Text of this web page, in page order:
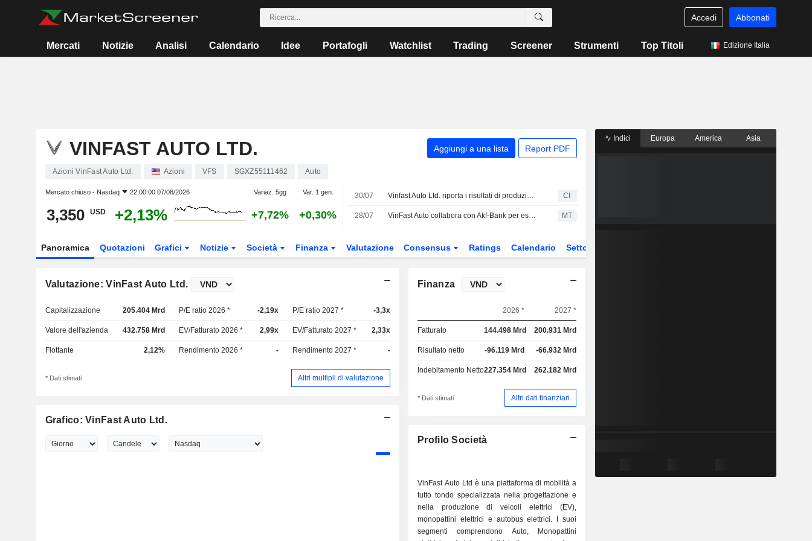
Accedi Abbonati
Mercati Notizie Analisi Calendario Idee Portafogli Watchlist Trading Screener Strumenti Top Titoli Edizione Italia
VINFAST AUTO LTD. Aggiungi a una lista Report PDF
Azioni VinFast Auto Ltd. Azioni VFS SGXZ55111462 Auto
Mercato chiuso - Nasdaq 22:00:00 07/08/2026 Variaz. 5gg Var. 1 gen.
3,350 USD +2,13% +7,72% +0,30%
30/07 Vinfast Auto Ltd. riporta i risultati di produzione del secondo trimestre del 2026 CI
28/07 VinFast Auto collabora con Akf-Bank per espandere la rete di concessionarie in Germania MT
Panoramica Quotazioni Grafici Notizie Società Finanza Valutazione Consensus Ratings Calendario Settore
Valutazione: VinFast Auto Ltd.
Capitalizzazione 205.404 Mrd P/E ratio 2026 * -2,19x P/E ratio 2027 * -3,3x
Valore dell'azienda 432.758 Mrd EV/Fatturato 2026 * 2,99x EV/Fatturato 2027 * 2,33x
Flottante 2,12% Rendimento 2026 * - Rendimento 2027 * -
* Dati stimati Altri multipli di valutazione
Grafico: VinFast Auto Ltd.
Finanza
2026 * 2027 *
Fatturato 144.498 Mrd 200.931 Mrd
Risultato netto -96.119 Mrd -66.932 Mrd
Indebitamento Netto227.354 Mrd 262.182 Mrd
* Dati stimati Altri dati finanziari
Profilo Società
VinFast Auto Ltd è una piattaforma di mobilità a
tutto tondo specializzata nella progettazione e
nella produzione di veicoli elettrici (EV),
monopattini elettrici e autobus elettrici. I suoi
segmenti comprendono Auto, Monopattini
Indici Europa America Asia